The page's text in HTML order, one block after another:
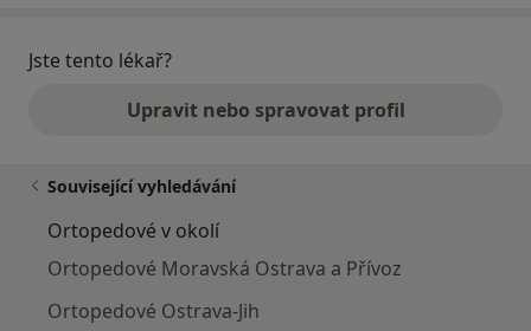
Jste tento lékař?
Upravit nebo spravovat profil
Související vyhledávání
Ortopedové v okolí
Ortopedové Moravská Ostrava a Přívoz
Ortopedové Ostrava-Jih